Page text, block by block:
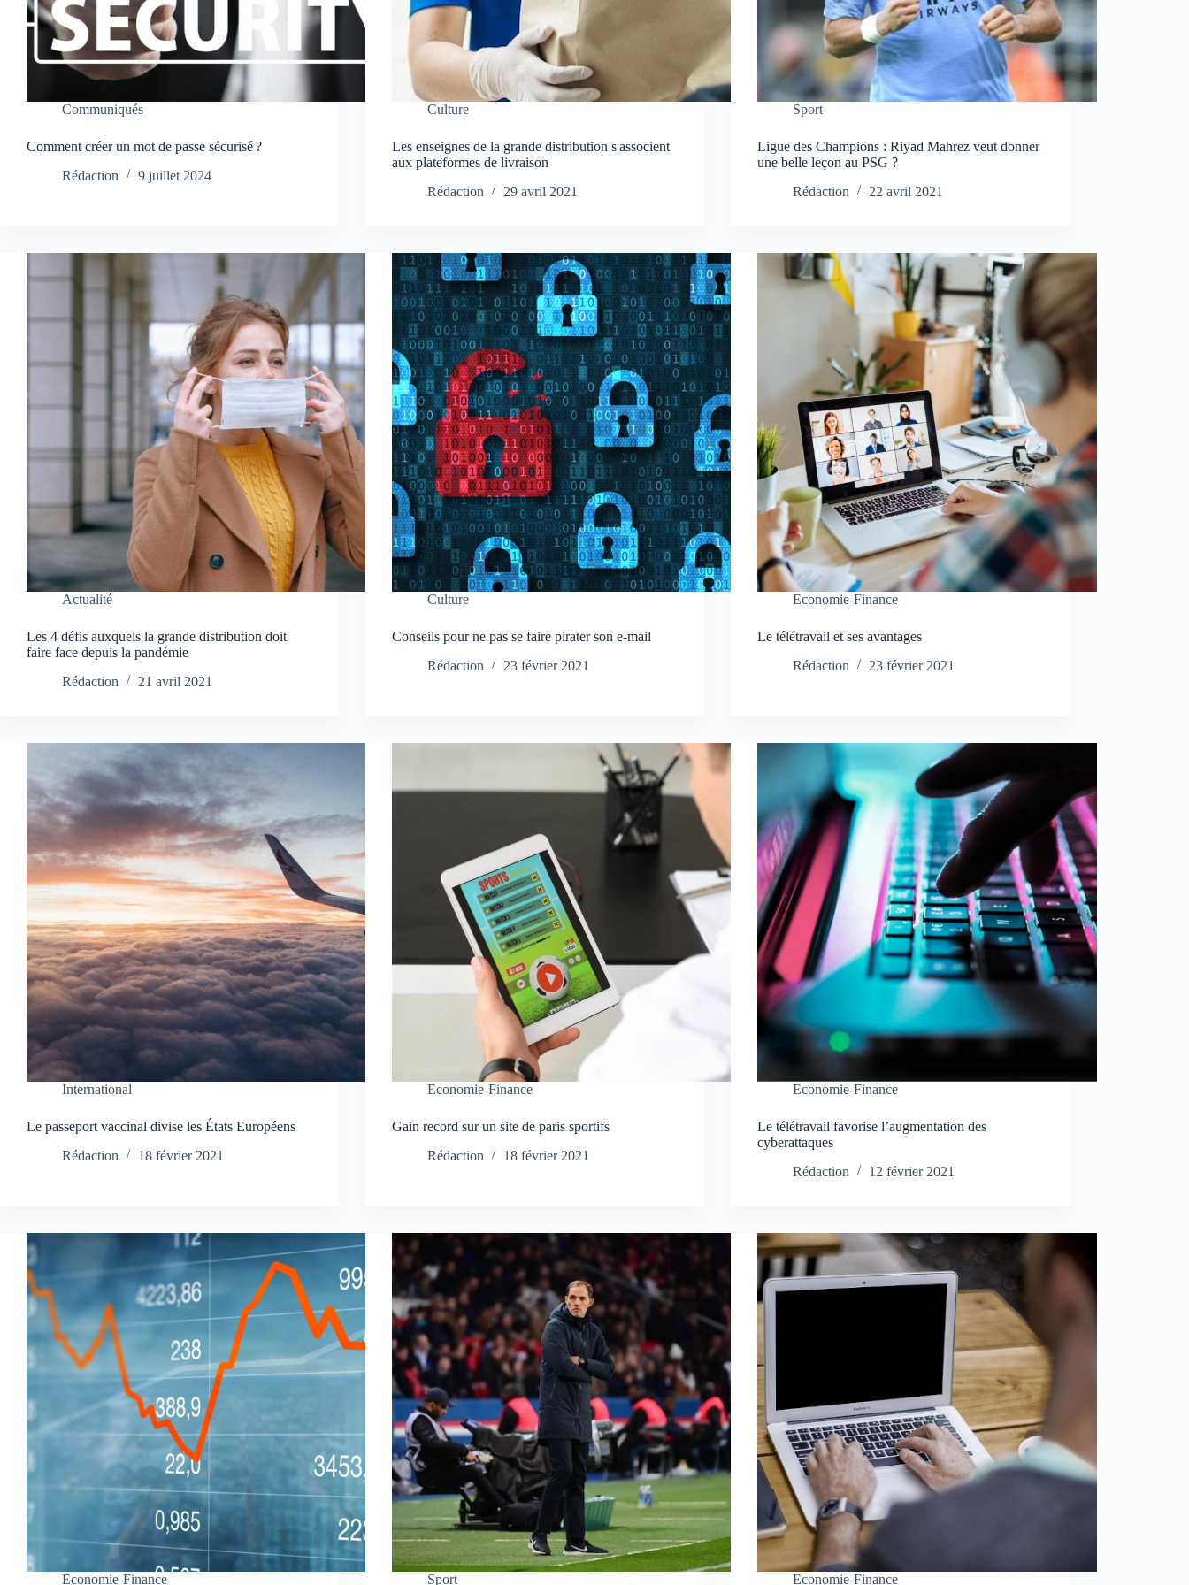
Communiqués
Comment créer un mot de passe sécurisé ?
Rédaction
9 juillet 2024
Culture
Les enseignes de la grande distribution s'associent
aux plateformes de livraison
Rédaction
29 avril 2021
Sport
Ligue des Champions : Riyad Mahrez veut donner
une belle leçon au PSG ?
Rédaction
22 avril 2021
Actualité
Les 4 défis auxquels la grande distribution doit
faire face depuis la pandémie
Rédaction
21 avril 2021
Culture
Conseils pour ne pas se faire pirater son e-mail
Rédaction
23 février 2021
Economie-Finance
Le télétravail et ses avantages
Rédaction
23 février 2021
International
Le passeport vaccinal divise les États Européens
Rédaction
18 février 2021
Economie-Finance
Gain record sur un site de paris sportifs
Rédaction
18 février 2021
Economie-Finance
Le télétravail favorise l’augmentation des
cyberattaques
Rédaction
12 février 2021
Economie-Finance Sport Economie-Finance